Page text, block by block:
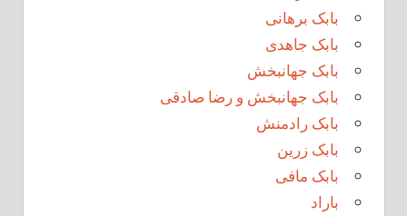
بابک برهانی
بابک جاهدی
بابک جهانبخش
بابک جهانبخش و رضا صادقی
بابک رادمنش
بابک زرین
بابک مافی
باراد